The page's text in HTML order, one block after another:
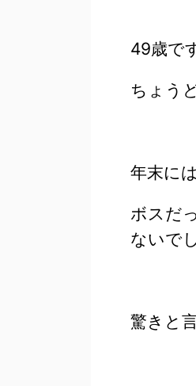
49歳で
ちょう
年末に
ボスだ
ないで
驚きと